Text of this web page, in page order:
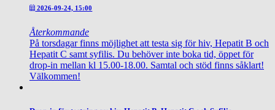
2026-09-24, 15:00
Återkommande
På torsdagar finns möjlighet att testa sig för hiv, Hepatit B och
Hepatit C samt syfilis. Du behöver inte boka tid, öppet för
drop-in mellan kl 15.00-18.00. Samtal och stöd finns såklart!
Välkommen!